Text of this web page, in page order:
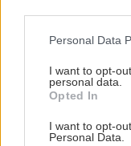
Please note that
not limited to your
grant or deny
use your data for
consent section.
Personal Data
I want to opt-
personal data.
Opted In
I want to opt-
Personal Data.
+ jednoduché
+ dobrá
domu/bytu
+ na stene
+ integrovaný